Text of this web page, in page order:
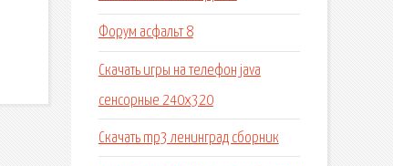
Форум асфальт 8
Скачать игры на телефон java
сенсорные 240x320
Скачать mp3 ленинград сборник